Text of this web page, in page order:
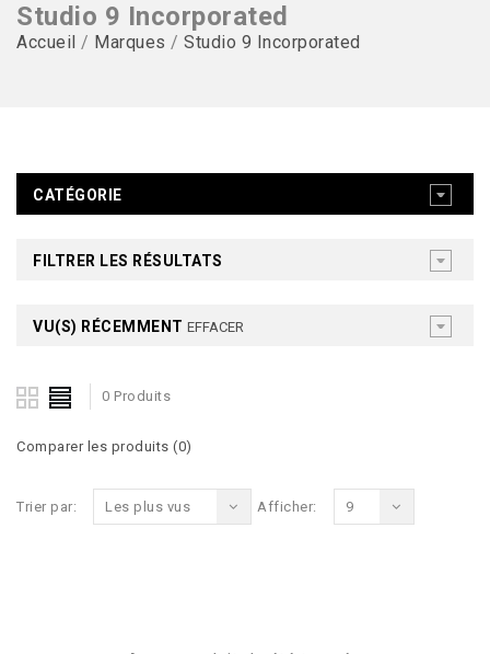
Studio 9 Incorporated
Accueil / Marques / Studio 9 Incorporated
CATÉGORIE
FILTRER LES RÉSULTATS
VU(S) RÉCEMMENT EFFACER
0 Produits
Comparer les produits (0)
Trier par: Les plus vus Afficher: 9